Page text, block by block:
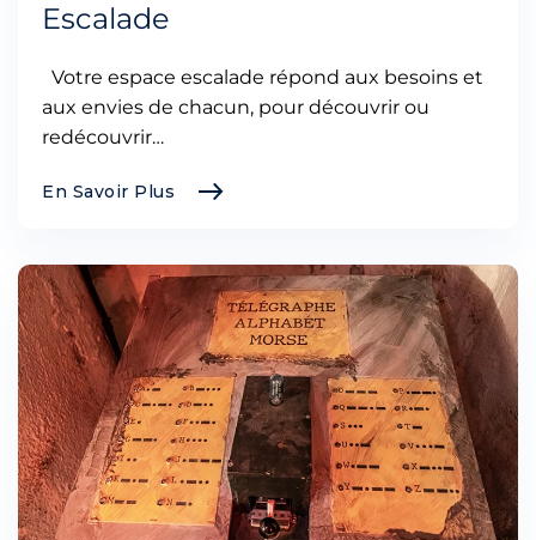
Escalade
Votre espace escalade répond aux besoins et
aux envies de chacun, pour découvrir ou
redécouvrir…
En Savoir Plus